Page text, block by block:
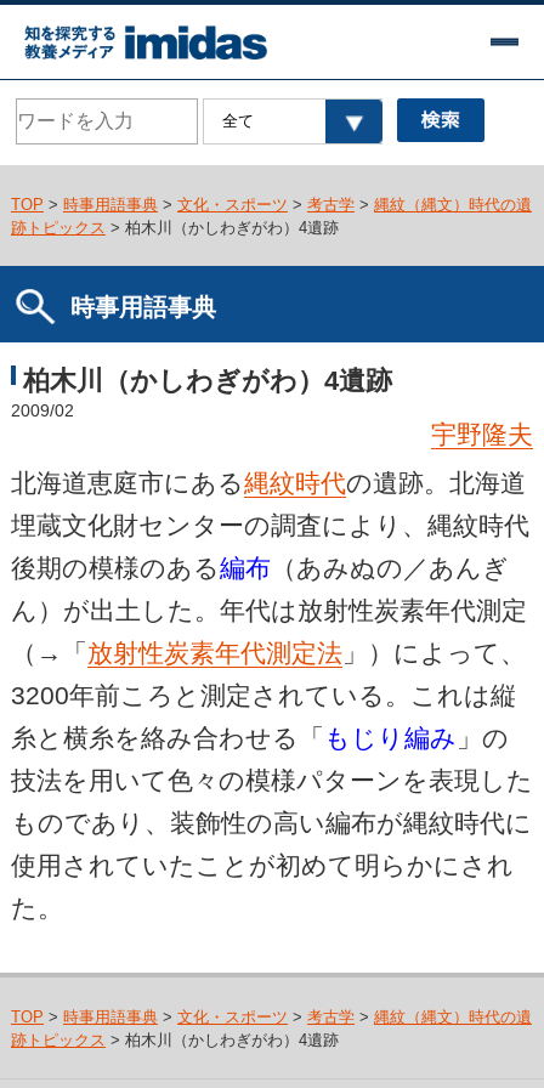
TOP > 時事用語事典> 文化・スポーツ > 考古学> 縄紋（縄文）時代の遺
跡トピックス > 柏木川（かしわぎがわ）4遺跡
時事用語事典
柏木川（かしわぎがわ）4遺跡
2009/02
宇野隆夫
北海道恵庭市にある縄紋時代の遺跡。北海道
埋蔵文化財センターの調査により、縄紋時代
後期の模様のある編布（あみぬの／あんぎ
ん）が出土した。年代は放射性炭素年代測定
（→「 放射性炭素年代測定法」）によって、
3200年前ころと測定されている。これは縦
糸と横糸を絡み合わせる「 もじり編み 」の
技法を用いて色々の模様パターンを表現した
ものであり、装飾性の高い編布が縄紋時代に
使用されていたことが初めて明らかにされ
た。
TOP > 時事用語事典> 文化・スポーツ > 考古学> 縄紋（縄文）時代の遺
跡トピックス > 柏木川（かしわぎがわ）4遺跡